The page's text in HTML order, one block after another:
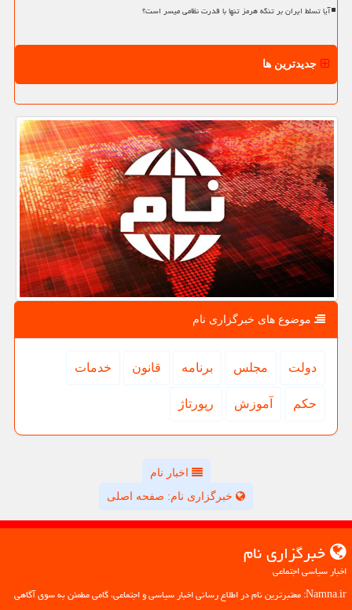
آیا تسلط ایران بر تنگه هرمز تنها با قدرت نظامی میسر است؟
جدیدترین ها
موضوع های خبرگزاری نام
دولت مجلس برنامه قانون خدمات
حكم آموزش رپورتاژ
اخبار نام
خبرگزاری نام: صفحه اصلی
خبرگزاری نام
اخبار سیاسی اجتماعی
Namna.ir: معتبرترین نام در اطلاع رسانی اخبار سیاسی و اجتماعی، گامی مطمئن به سوی آگاهی